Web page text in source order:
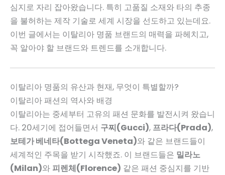
심지로 자리 잡아왔습니다. 특히 고품질 소재와 타의 추종
을 불허하는 제작 기술로 세계 시장을 선도하고 있는데요.
이번 글에서는 이탈리아 명품 브랜드의 매력을 파헤치고,
꼭 알아야 할 브랜드와 트렌드를 소개합니다.
이탈리아 명품의 유산과 현재, 무엇이 특별할까?
이탈리아 패션의 역사와 배경
이탈리아는 중세부터 고유의 패션 문화를 발전시켜 왔습니
다. 20세기에 접어들면서 구찌(Gucci), 프라다(Prada),
보테가 베네타(Bottega Veneta)와 같은 브랜드들이
세계적인 주목을 받기 시작했죠. 이 브랜드들은 밀라노
(Milan)와 피렌체(Florence) 같은 패션 중심지를 기반